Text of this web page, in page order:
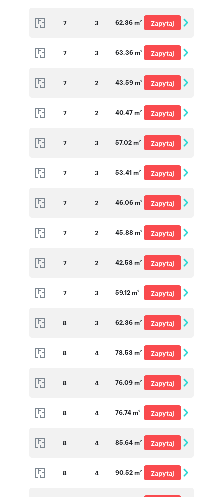
7 3 62,36 m2
Zapytaj
7 3 63,36 m2
Zapytaj
7 2 43,59 m2
Zapytaj
7 2 40,47 m2
Zapytaj
7 3 57,02 m2
Zapytaj
7 3 53,41 m2
Zapytaj
7 2 46,06 m2
Zapytaj
7 2 45,88 m2
Zapytaj
7 2 42,58 m2
Zapytaj
7 3 59,12 m2
Zapytaj
8 3 62,36 m2
Zapytaj
8 4 78,53 m2
Zapytaj
8 4 76,09 m2
Zapytaj
8 4 76,74 m2
Zapytaj
8 4 85,64 m2
Zapytaj
8 4 90,52 m2
Zapytaj